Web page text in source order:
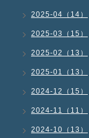
2025-04（14）
2025-03（15）
2025-02（13）
2025-01（13）
2024-12（15）
2024-11（11）
2024-10（13）